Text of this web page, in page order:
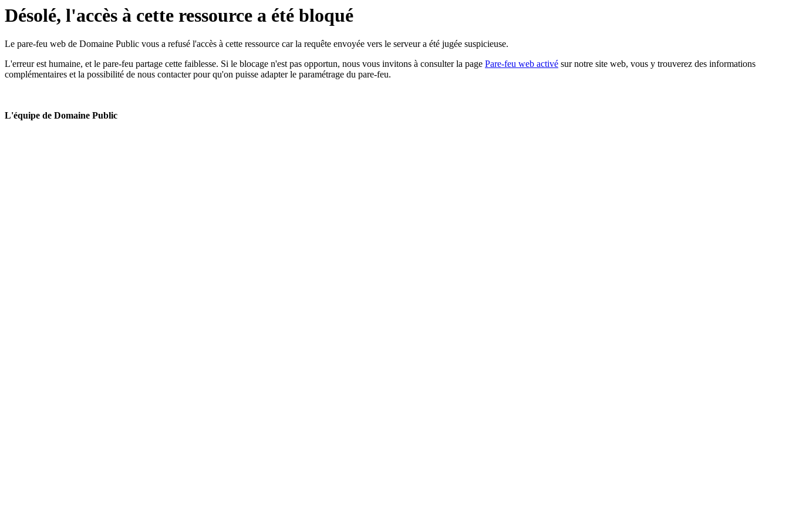
Désolé, l'accès à cette ressource a été bloqué
Le pare-feu web de Domaine Public vous a refusé l'accès à cette ressource car la requête envoyée vers le serveur a été jugée suspicieuse.
L'erreur est humaine, et le pare-feu partage cette faiblesse. Si le blocage n'est pas opportun, nous vous invitons à consulter la page Pare-feu web activé sur notre site web, vous y trouverez des informations
complémentaires et la possibilité de nous contacter pour qu'on puisse adapter le paramétrage du pare-feu.
L'équipe de Domaine Public